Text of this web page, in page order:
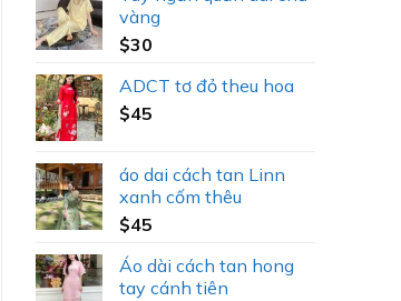
vàng
$30
ADCT tơ đỏ theu hoa
$45
áo dai cách tan Linn
xanh cốm thêu
$45
Áo dài cách tan hong
tay cánh tiên